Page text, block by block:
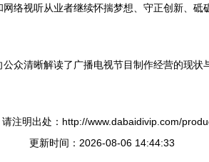
络视听从业者继续怀揣梦想、守正创新、
众清晰解读了广播电视节目制作经营的现
注明出处：http://www.dabaidivip.com/
更新时间：2026-08-06 14:44:33